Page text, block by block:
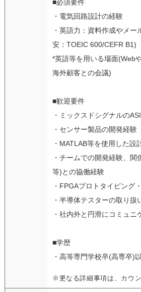
■必須要件
・電気回路設計の経験
・英語力：資料作成やメ
安：TOEIC 600/CEFR B1)
*英語等を用いる場面(Web
海外顧客との会議)
■歓迎要件
・ミックスドシグナルの
・センサー製品の開発経験
・MATLAB等を使用した設
・チームでの開発経験、
等)との協働経験
・FPGAプロトタイピング
・半導体テスターの取り扱
・社内外と円滑にコミュ
■学歴
・高等専門学校卒(高専卒)
※更なる詳細事項は、カウ